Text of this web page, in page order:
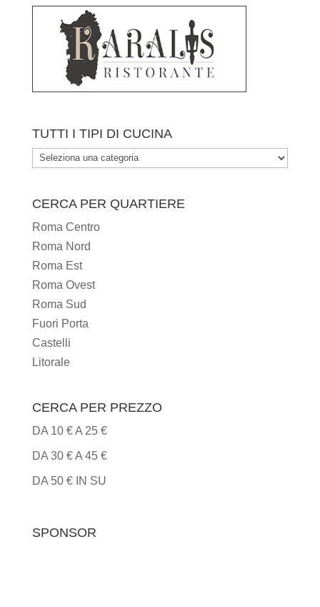
TUTTI I TIPI DI CUCINA
TUTTI
CUCINA
CERCA PER QUARTIERE
Roma Centro
Roma Nord
Roma Est
Roma Ovest
Roma Sud
Fuori Porta
Castelli
Litorale
CERCA PER PREZZO
DA 10 € A 25 €
DA 30 € A 45 €
DA 50 € IN SU
SPONSOR